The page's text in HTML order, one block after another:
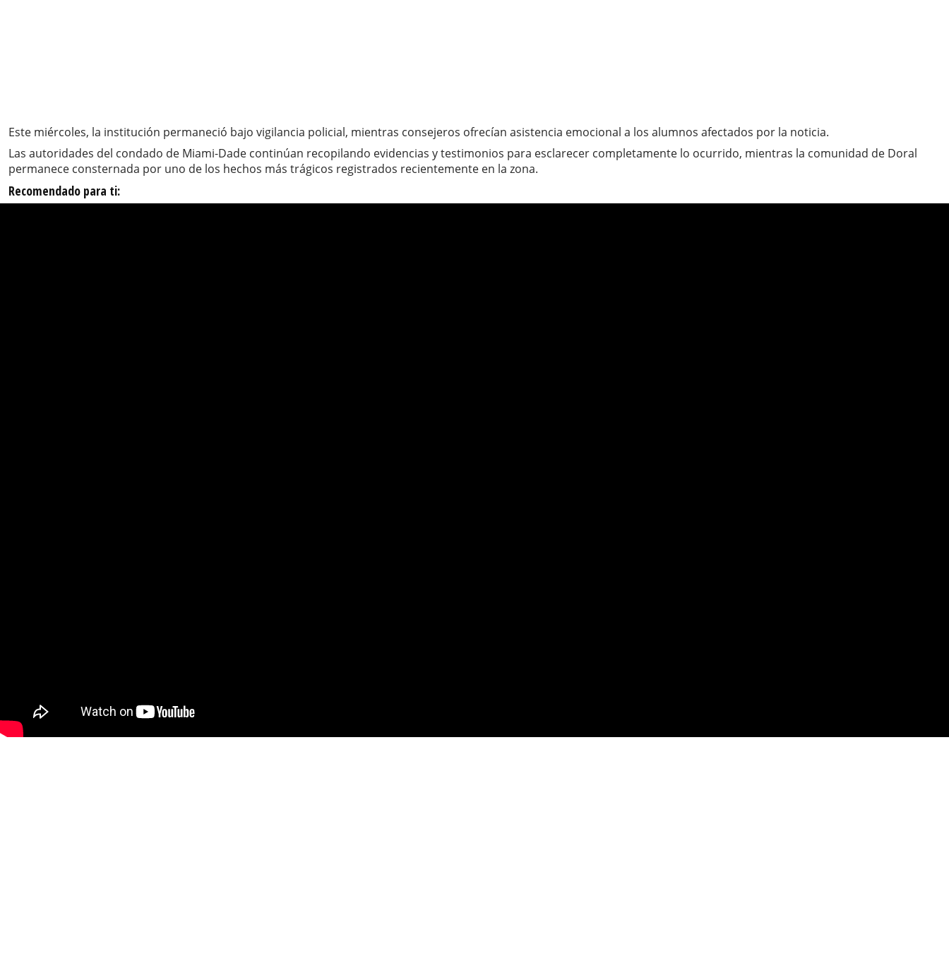
Este miércoles, la institución permaneció bajo vigilancia policial, mientras consejeros ofrecían asistencia emocional a los alumnos afectados por la noticia.
Las autoridades del condado de Miami-Dade continúan recopilando evidencias y testimonios para esclarecer completamente lo ocurrido, mientras la comunidad de Doral
permanece consternada por uno de los hechos más trágicos registrados recientemente en la zona.
Recomendado para ti: